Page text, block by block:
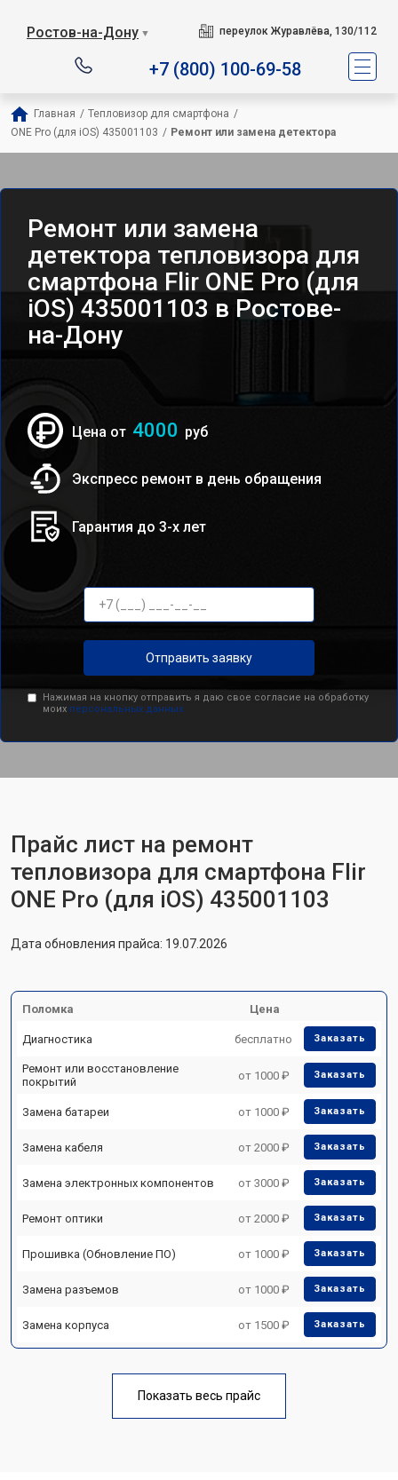
Ростов-на-Дону ▼ переулок Журавлёва, 130/112
+7 (800) 100-69-58
Главная / Тепловизор для смартфона /
ONE Pro (для iOS) 435001103 / Ремонт или замена детектора
Ремонт или замена
детектора тепловизора для
смартфона Flir ONE Pro (для
iOS) 435001103 в Ростове-
на-Дону
Цена от 4000 руб
Экспресс ремонт в день обращения
Гарантия до 3-х лет
Отправить заявку
Нажимая на кнопку отправить я даю свое согласие на обработку
моих персональных данных.
Прайс лист на ремонт
тепловизора для смартфона Flir
ONE Pro (для iOS) 435001103
Дата обновления прайса: 19.07.2026
Поломка Цена
Диагностика бесплатно Заказать
Ремонт или восстановление
покрытий
от 1000 ₽ Заказать
Замена батареи от 1000 ₽ Заказать
Замена кабеля от 2000 ₽ Заказать
Замена электронных компонентов от 3000 ₽ Заказать
Ремонт оптики от 2000 ₽ Заказать
Прошивка (Обновление ПО) от 1000 ₽ Заказать
Замена разъемов от 1000 ₽ Заказать
Замена корпуса от 1500 ₽ Заказать
Показать весь прайс